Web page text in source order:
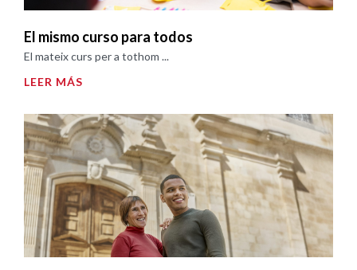
El mismo curso para todos
El mateix curs per a tothom ...
LEER MÁS